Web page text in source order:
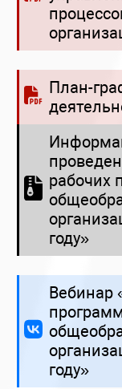
План-
рабочих
году»
Вебинар
году»